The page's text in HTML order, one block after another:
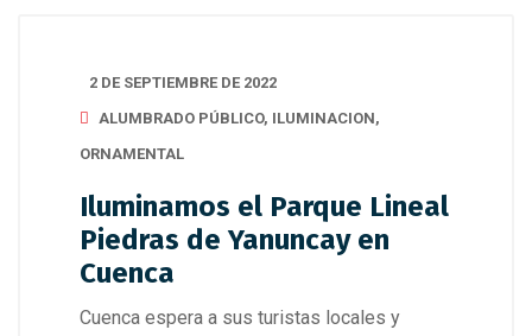
2 DE SEPTIEMBRE DE 2022
ALUMBRADO PÚBLICO, ILUMINACION,
ORNAMENTAL
Iluminamos el Parque Lineal
Piedras de Yanuncay en
Cuenca
Cuenca espera a sus turistas locales y